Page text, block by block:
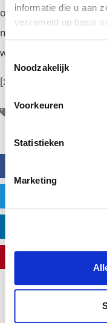
informatie die u aan
verzameld op basis
Toestemmingsselectie
Noodzakelijk
Voorkeuren
Statistieken
Marketing
offer completely
more information
will gladly advise you
[:]
JOULIN